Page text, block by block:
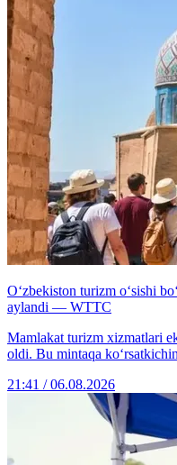
O‘zbekiston turizm o‘sishi
aylandi — WTTC
Mamlakat turizm xizmatlari
oldi. Bu mintaqa
21:41 / 06.08.2026